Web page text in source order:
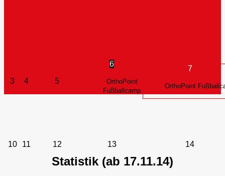
3 4 5
6
OrthoPoint
Fußballcamp
7
OrthoPoint
10 11 12 13 14
Statistik (ab 17.11.14)